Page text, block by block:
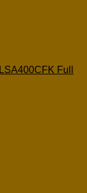
Full